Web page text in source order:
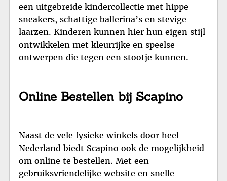
een uitgebreide kindercollectie met hippe
sneakers, schattige ballerina’s en stevige
laarzen. Kinderen kunnen hier hun eigen stijl
ontwikkelen met kleurrijke en speelse
ontwerpen die tegen een stootje kunnen.
Online Bestellen bij Scapino
Naast de vele fysieke winkels door heel
Nederland biedt Scapino ook de mogelijkheid
om online te bestellen. Met een
gebruiksvriendelijke website en snelle